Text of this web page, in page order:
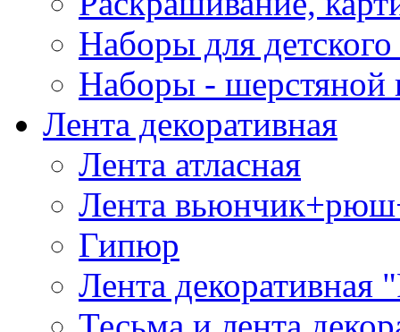
Наборы для
Наборы - шерстяной
Лента декоративная
Лента атласная
Лента
Гипюр
Лента декоративная